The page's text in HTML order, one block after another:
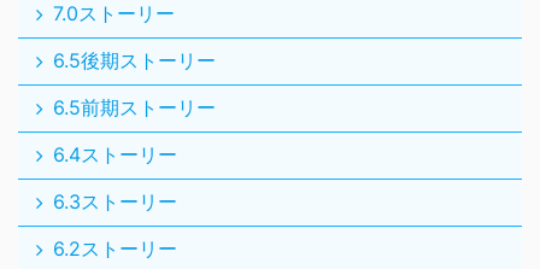
7.0ストーリー
6.5後期ストーリー
6.5前期ストーリー
6.4ストーリー
6.3ストーリー
6.2ストーリー